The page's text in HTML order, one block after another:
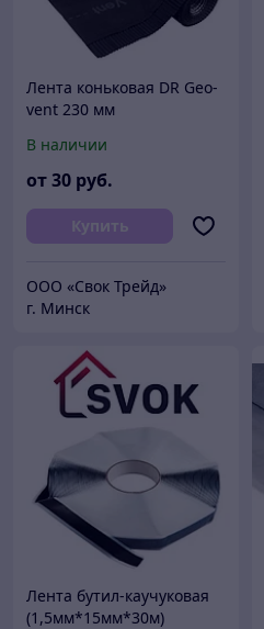
Лента коньковая DR Geo-
vent 230 мм
В наличии
от30 руб.
Купить
ООО «Свок Трейд»
г. Минск
Лента бутил-каучуковая
(1,5мм*15мм*30м)